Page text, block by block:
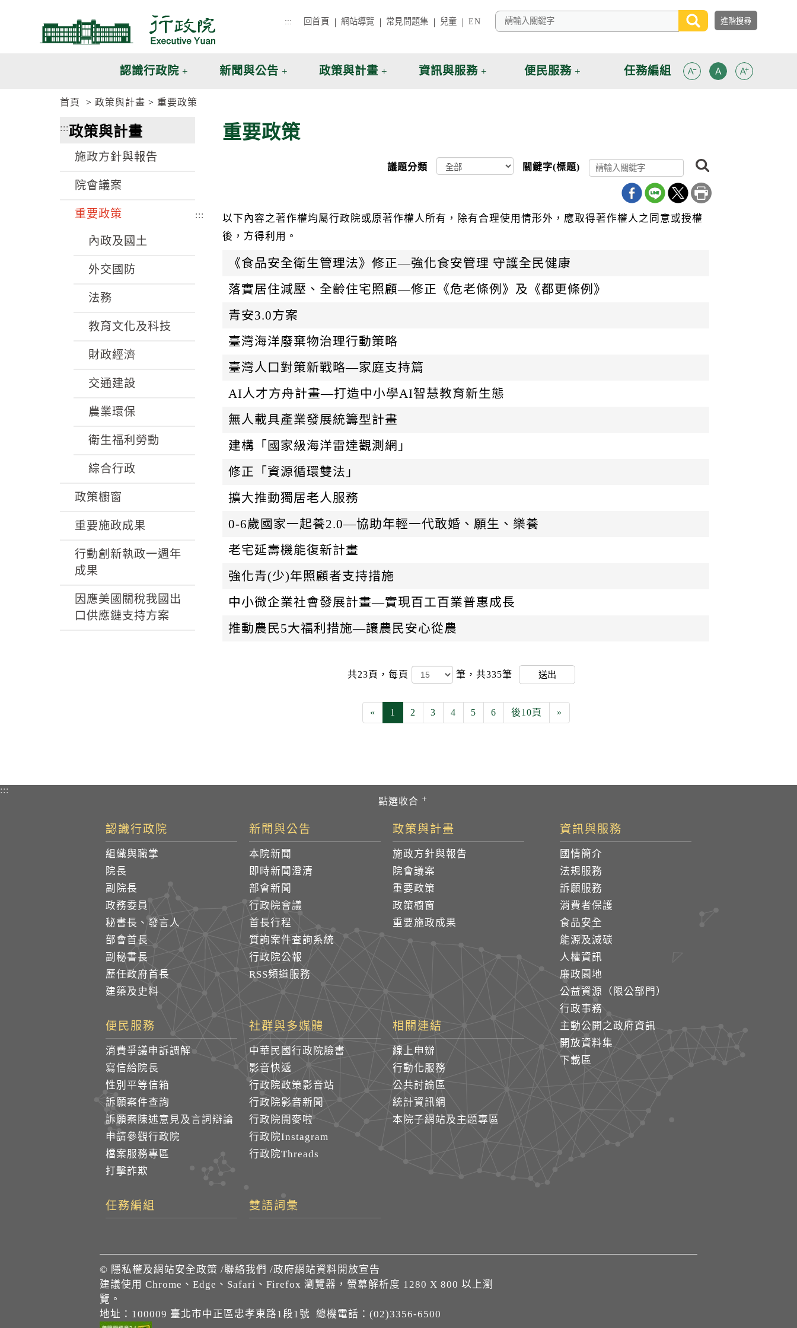
::: 回首頁 網站導覽 常見問題集 兒童 EN
認識行政院 新聞與公告 政策與計畫 資訊與服務 便民服務 任務編組
首頁 政策與計畫 重要政策
:::政策與計畫
施政方針與報告
院會議案
重要政策
內政及國土
外交國防
法務
教育文化及科技
財政經濟
交通建設
農業環保
衛生福利勞動
綜合行政
政策櫥窗
重要施政成果
行動創新執政一週年
成果
因應美國關稅我國出
口供應鏈支持方案
重要政策
議題分類 關鍵字(標題)
尋
:::
以下內容之著作權均屬行政院或原著作權人所有，除有合理使用情形外，應取得著作權人之同意或授權
後，方得利用。
《食品安全衛生管理法》修正—強化食安管理 守護全民健康
落實居住減壓、全齡住宅照顧—修正《危老條例》及《都更條例》
青安3.0方案
臺灣海洋廢棄物治理行動策略
臺灣人口對策新戰略—家庭支持篇
AI人才方舟計畫—打造中小學AI智慧教育新生態
無人載具產業發展統籌型計畫
建構「國家級海洋雷達觀測網」
修正「資源循環雙法」
擴大推動獨居老人服務
0-6歲國家一起養2.0—協助年輕一代敢婚、願生、樂養
老宅延壽機能復新計畫
強化青(少)年照顧者支持措施
中小微企業社會發展計畫—實現百工百業普惠成長
推動農民5大福利措施—讓農民安心從農
共23頁，每頁 筆，共335筆 送出
« 1 2 3 4 5 6 後10頁 »
:::
認識行政院
組織與職掌
院長
副院長
政務委員
秘書長、發言人
部會首長
副秘書長
歷任政府首長
建築及史料
新聞與公告
本院新聞
即時新聞澄清
部會新聞
行政院會議
首長行程
質詢案件查詢系統
行政院公報
RSS頻道服務
政策與計畫
施政方針與報告
院會議案
重要政策
政策櫥窗
重要施政成果
資訊與服務
國情簡介
法規服務
訴願服務
消費者保護
食品安全
能源及減碳
人權資訊
廉政園地
公益資源（限公部門）
行政事務
主動公開之政府資訊
開放資料集
下載區
便民服務
消費爭議申訴調解
寫信給院長
性別平等信箱
訴願案件查詢
訴願案陳述意見及言詞辯論
申請參觀行政院
檔案服務專區
打擊詐欺
社群與多媒體
中華民國行政院臉書
影音快遞
行政院政策影音站
行政院影音新聞
行政院開麥啦
行政院Instagram
行政院Threads
相關連結
線上申辦
行動化服務
公共討論區
統計資訊網
本院子網站及主題專區
任務編組 雙語詞彙
© 隱私權及網站安全政策 /聯絡我們 /政府網站資料開放宣告
建議使用 Chrome、Edge、Safari、Firefox 瀏覽器，螢幕解析度 1280 X 800 以上瀏
覽。
地址：100009 臺北市中正區忠孝東路1段1號 總機電話：(02)3356-6500